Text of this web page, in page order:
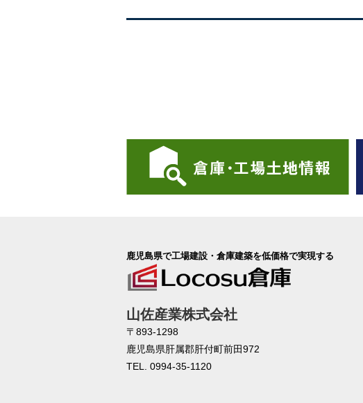
鹿児島県で工場建設・倉庫建築を低価格で実現する
山佐産業株式会社
〒893-1298
鹿児島県肝属郡肝付町前田972
TEL. 0994-35-1120